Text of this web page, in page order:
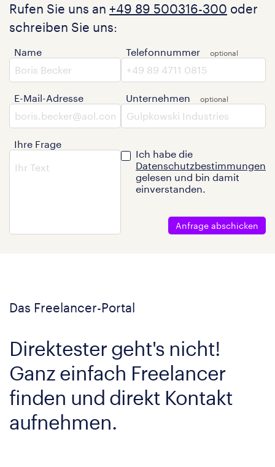
Rufen Sie uns an +49 89 500316-300 oder
schreiben Sie uns:
Name
E-Mail-Adresse
Ihre Frage
Telefonnummer
Unternehmen
Ich habe die
Datenschutzbestimmungen
gelesen und bin damit
einverstanden.
Anfrage abschicken
Das Freelancer-Portal
Direktester geht's nicht!
Ganz einfach Freelancer
finden und direkt Kontakt
aufnehmen.